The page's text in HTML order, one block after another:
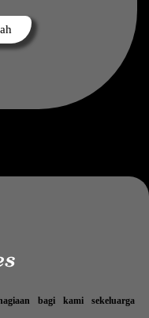
bagi kami sekeluarga